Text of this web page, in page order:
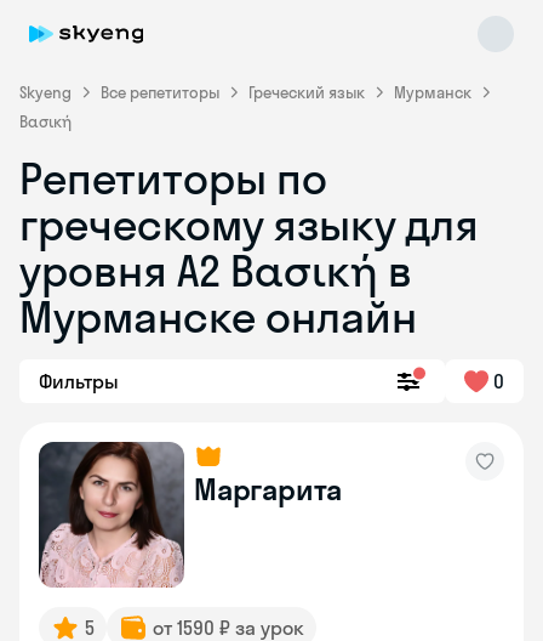
Skyeng Все репетиторы Греческий язык
Мурманск
Βασική
Репетиторы по
греческому языку для
уровня Α2 Βασική в
Мурманске онлайн
Фильтры 0
Маргарита
5
от 1590 ₽ за урок
Skyeng Chat
online